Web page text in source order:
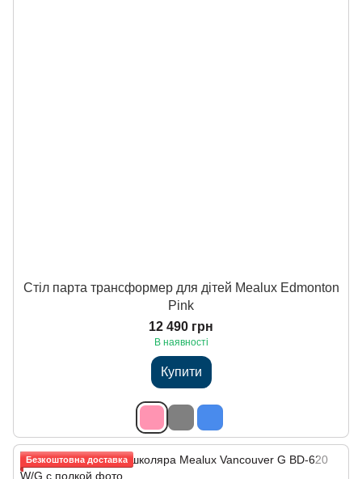
Стіл парта трансформер для дітей Mealux Edmonton
Pink
12 490 грн
В наявності
Купити
Безкоштовна доставка